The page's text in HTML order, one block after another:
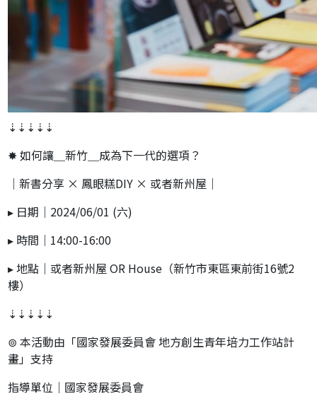
⇣⇣⇣⇣⇣
✸ 如何讓＿新竹＿成為下一代的選項？
｜新書分享 × 鳳眼糕DIY × 或者新州屋｜
▸ 日期｜2024/06/01 (六)
▸ 時間｜14:00-16:00
▸ 地點｜或者新州屋 OR House（新竹市東區東前街16號2
樓）
⇣⇣⇣⇣⇣
⊚ 本活動由「國家發展委員會 地方創生青年培力工作站計
畫」支持
指導單位｜國家發展委員會